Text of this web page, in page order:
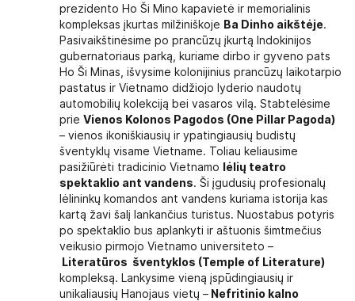
prezidento Ho Ši Mino kapavietė ir memorialinis
kompleksas įkurtas milžiniškoje Ba Dinho aikštėje.
Pasivaikštinėsime po prancūzų įkurtą Indokinijos
gubernatoriaus parką, kuriame dirbo ir gyveno pats
Ho Ši Minas, išvysime kolonijinius prancūzų laikotarpio
pastatus ir Vietnamo didžiojo lyderio naudotų
automobilių kolekciją bei vasaros vilą. Stabtelėsime
prieVienos Kolonos Pagodos (One Pillar Pagoda)
– vienos ikoniškiausių ir ypatingiausių budistų
šventyklų visame Vietname. Toliau keliausime
pasižiūrėti tradicinio Vietnamo
lėlių teatro
spektaklio ant vandens. Ši įgudusių profesionalų
lėlininkų komandos ant vandens kuriama istorija kas
kartą žavi šalį lankančius turistus. Nuostabus potyris
po spektaklio bus aplankyti ir aštuonis šimtmečius
veikusio pirmojo Vietnamo universiteto –
Literatūros šventyklos (Temple of Literature)
kompleksą. Lankysime vieną įspūdingiausių ir
unikaliausių Hanojaus vietų – Nefritinio kalno